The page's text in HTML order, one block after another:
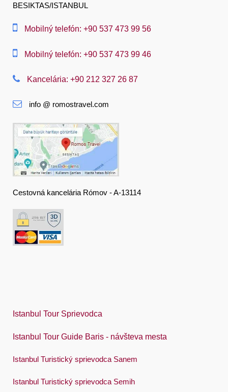
العربية
中文
Suomi
Français
Deutsch
Ελληνική
Indonesia
Italiano
Português
Русский
Español
Swedish
BESIKTAS/ISTANBUL
Mobilný telefón: +90 537 473 99 56
Mobilný telefón: +90 537 473 99 46
Kancelária: +90 212 327 26 87
info @ romostravel.com
Cestovná kancelária Rómov - A-13114
Istanbul Tour Sprievodca
Istanbul Tour Guide Baris - návšteva mesta
Istanbul Turistický sprievodca Sanem
Istanbul Turistický sprievodca Semih